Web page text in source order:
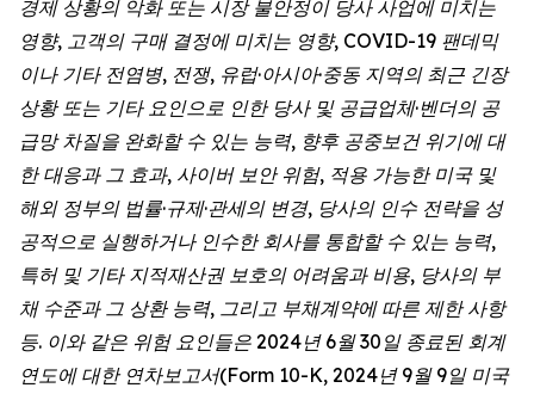
경제 상황의 악화 또는 시장 불안정이 당사 사업에 미치는
영향, 고객의 구매 결정에 미치는 영향, COVID-19 팬데믹
이나 기타 전염병, 전쟁, 유럽·아시아·중동 지역의 최근 긴장
상황 또는 기타 요인으로 인한 당사 및 공급업체·벤더의 공
급망 차질을 완화할 수 있는 능력, 향후 공중보건 위기에 대
한 대응과 그 효과, 사이버 보안 위험, 적용 가능한 미국 및
해외 정부의 법률·규제·관세의 변경, 당사의 인수 전략을 성
공적으로 실행하거나 인수한 회사를 통합할 수 있는 능력,
특허 및 기타 지적재산권 보호의 어려움과 비용, 당사의 부
채 수준과 그 상환 능력, 그리고 부채계약에 따른 제한 사항
등. 이와 같은 위험 요인들은 2024년 6월 30일 종료된 회계
연도에 대한 연차보고서(Form 10-K, 2024년 9월 9일 미국